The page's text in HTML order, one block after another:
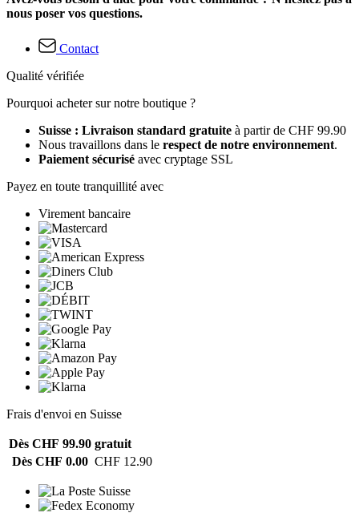
nous poser vos questions.
Contact
Qualité vérifiée
Pourquoi acheter sur notre boutique ?
Suisse : Livraison standard gratuite à partir de CHF 99.90
Nous travaillons dans le respect de notre environnement.
Paiement sécurisé avec cryptage SSL
Payez en toute tranquillité avec
Virement bancaire
Frais d'envoi en Suisse
Dès CHF 99.90 gratuit
Dès CHF 0.00 CHF 12.90